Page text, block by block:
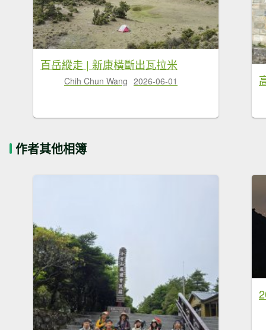
百岳縱走 | 新康橫斷出瓦拉米
Chih Chun Wang 2026-06-01
作者其他相簿